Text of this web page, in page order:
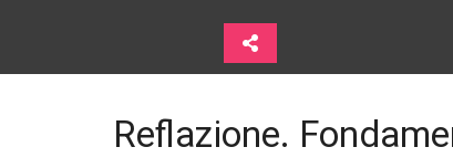
Reflazione.